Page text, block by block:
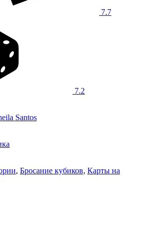
7.7
7.2
Santos
, Бросание кубиков, Карты на